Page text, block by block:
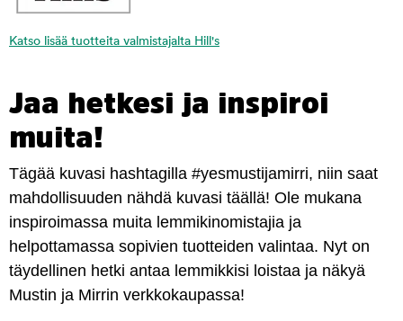
Katso lisää tuotteita valmistajalta Hill's
Jaa hetkesi ja inspiroi
muita!
Tägää kuvasi hashtagilla #yesmustijamirri, niin saat
mahdollisuuden nähdä kuvasi täällä! Ole mukana
inspiroimassa muita lemmikinomistajia ja
helpottamassa sopivien tuotteiden valintaa. Nyt on
täydellinen hetki antaa lemmikkisi loistaa ja näkyä
Mustin ja Mirrin verkkokaupassa!